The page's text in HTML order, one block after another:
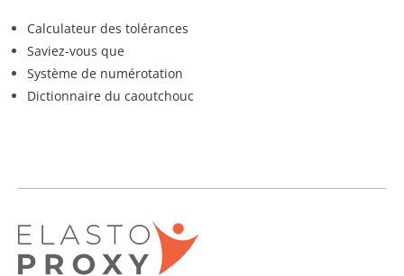
Calculateur des tolérances
Saviez-vous que
Système de numérotation
Dictionnaire du caoutchouc